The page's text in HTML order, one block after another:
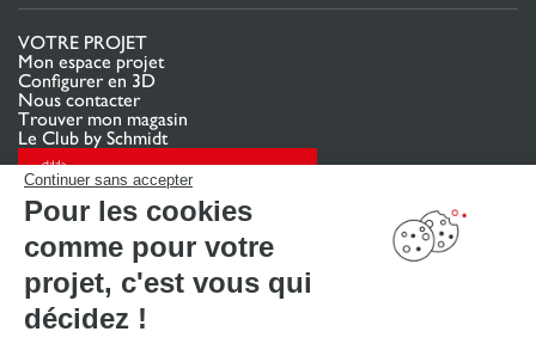
Continuer sans accepter
Pour les cookies
comme pour votre
projet, c'est vous qui
décidez !
VOTRE PROJET
Mon espace projet
Configurer en 3D
Nous contacter
Trouver mon magasin
Le Club by Schmidt
PRENDRE RENDEZ-VOUS
LIENS UTILES
Promotions
Guides de poses et d’entretien
Consulter notre catalogue